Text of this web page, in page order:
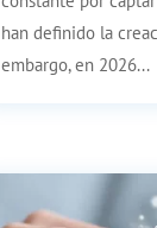
han definido la
embargo, en 2026...